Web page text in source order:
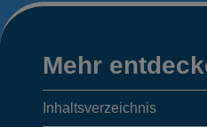
Mehr
Mehr
Inhaltsverzeichnis